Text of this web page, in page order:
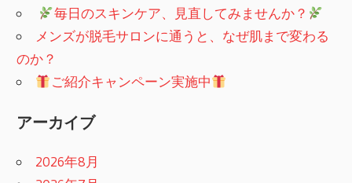
毎日のスキンケア、見直してみませんか？
メンズが脱毛サロンに通うと、なぜ肌まで変わる
のか？
ご紹介キャンペーン実施中
アーカイブ
2026年8月